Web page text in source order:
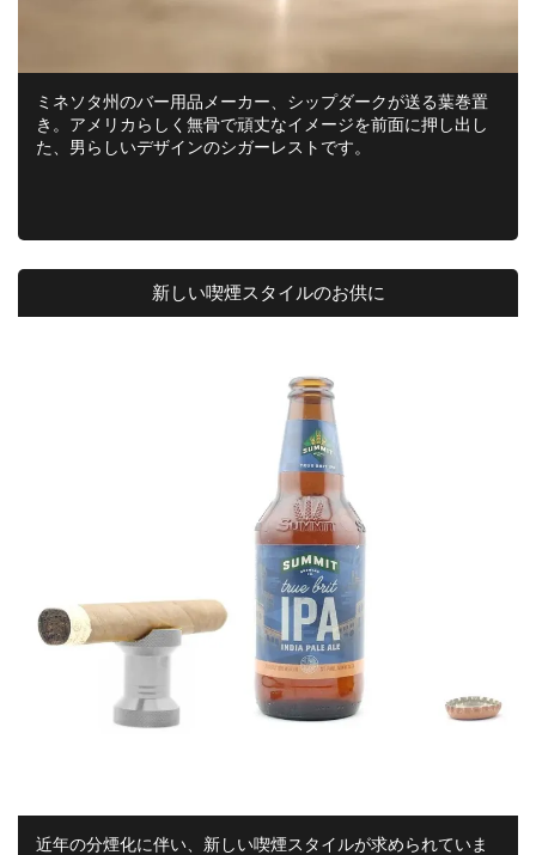
ミネソタ州のバー用品メーカー、シップダークが送る葉巻置
き。アメリカらしく無骨で頑丈なイメージを前面に押し出し
た、男らしいデザインのシガーレストです。
新しい喫煙スタイルのお供に
近年の分煙化に伴い、新しい喫煙スタイルが求められていま